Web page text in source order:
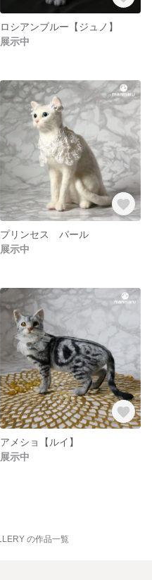
ロシアンブルー【ジュノ】
展示中
プリンセス パール
展示中
アメショ【ルイ】
展示中
の作品一覧